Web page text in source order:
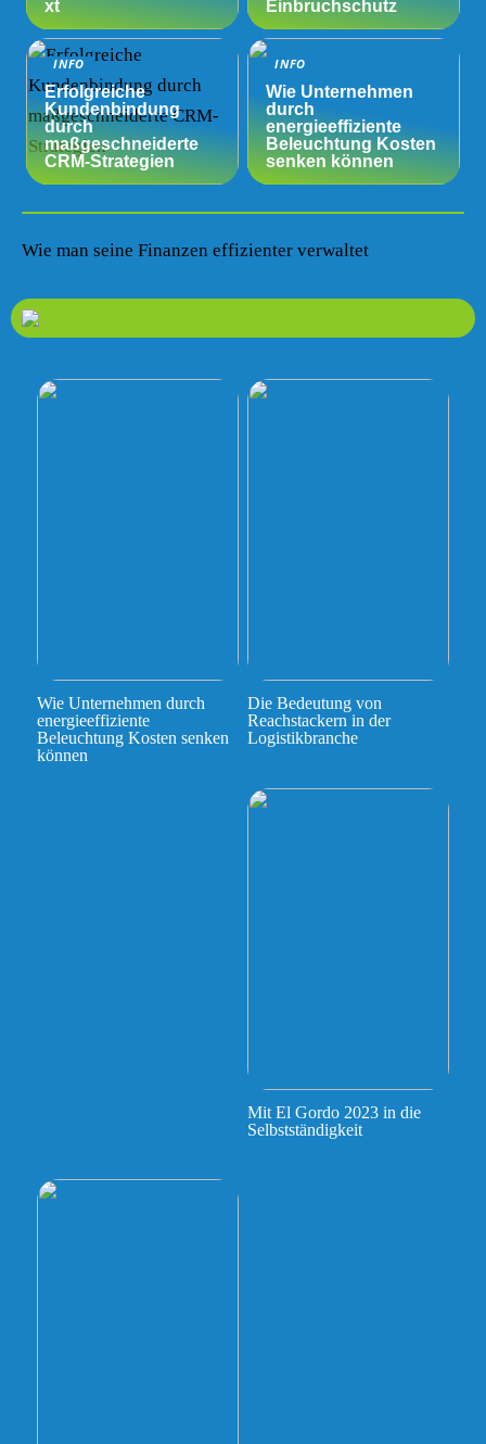
xt
Einbruchschutz
INFO
Erfolgreiche
Kundenbindung
durch
maßgeschneiderte
CRM-Strategien
INFO
Wie Unternehmen
durch
energieeffiziente
Beleuchtung Kosten
senken können
Wie man seine Finanzen effizienter verwaltet
Wie Unternehmen durch
energieeffiziente
Beleuchtung Kosten senken
können
Die Bedeutung von
Reachstackern in der
Logistikbranche
Mit El Gordo 2023 in die
Selbstständigkeit